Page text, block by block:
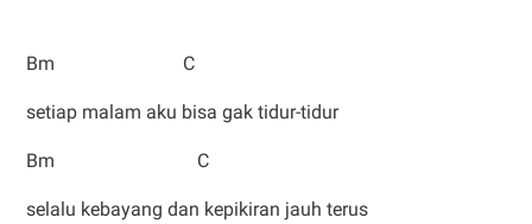
Bm C
setiap malam aku bisa gak tidur-tidur
Bm C
selalu kebayang dan kepikiran jauh terus